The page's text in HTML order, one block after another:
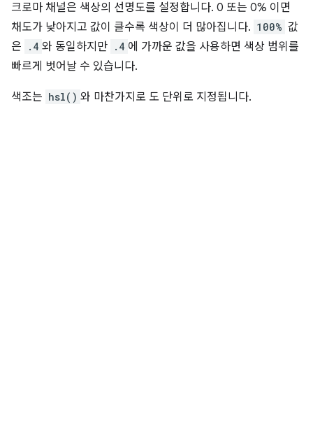
크로마 채널은 색상의 선명도를 설정합니다. 0 또는 0% 이면
채도가 낮아지고 값이 클수록 색상이 더 많아집니다. 100% 값
은
.4 와 동일하지만 .4 에 가까운 값을 사용하면 색상 범위를
빠르게 벗어날 수 있습니다.
색조는 hsl() 와 마찬가지로 도 단위로 지정됩니다.